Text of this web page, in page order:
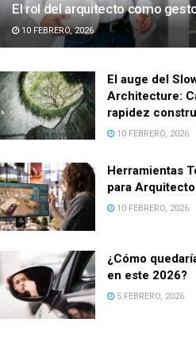
El rol del arquitecto como
10 FEBRERO, 2026
El auge del
Architecture:
rapidez
10 FEBRERO, 2026
Herramientas
para
10 FEBRERO, 2026
¿Cómo
en este 2026?
5 FEBRERO, 2026